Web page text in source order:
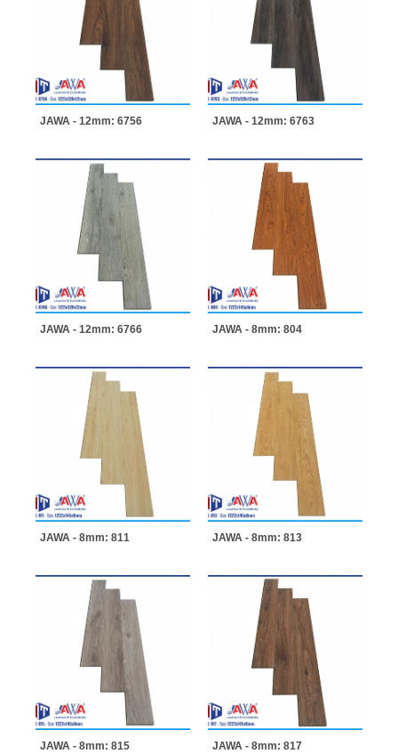
JAWA - 12mm: 6756 JAWA - 12mm: 6763
JAWA - 12mm: 6766 JAWA - 8mm: 804
JAWA - 8mm: 811 JAWA - 8mm: 813
JAWA - 8mm: 815 JAWA - 8mm: 817